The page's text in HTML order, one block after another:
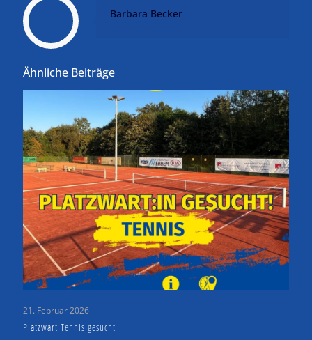
Barbara Becker
Ähnliche Beiträge
21. Februar 2026
Platzwart Tennis gesucht